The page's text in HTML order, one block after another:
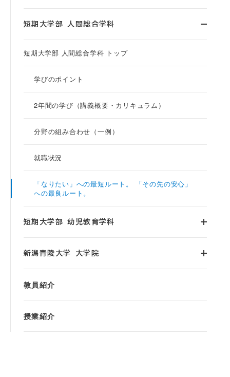
短期大学部 人間総合学科
短期大学部 人間総合学科 トップ
学びのポイント
2年間の学び（講義概要・カリキュラム）
分野の組み合わせ（一例）
就職状況
「なりたい」への最短ルート。 「その先の安心」
への最良ルート。
短期大学部 幼児教育学科
新潟青陵大学 大学院
教員紹介
授業紹介